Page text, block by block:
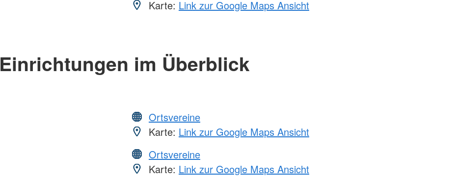
Karte: Link zur Google Maps Ansicht
Einrichtungen im Überblick
Ortsvereine
Karte: Link zur Google Maps Ansicht
Ortsvereine
Karte: Link zur Google Maps Ansicht